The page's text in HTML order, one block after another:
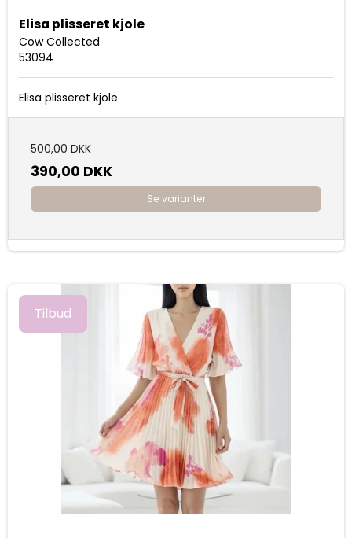
Elisa plisseret kjole
Cow Collected
53094
Elisa plisseret kjole
500,00 DKK
390,00 DKK
Se varianter
Tilbud